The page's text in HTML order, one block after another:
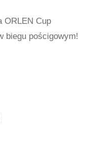
ORLEN Cup
biegu pościgowym!